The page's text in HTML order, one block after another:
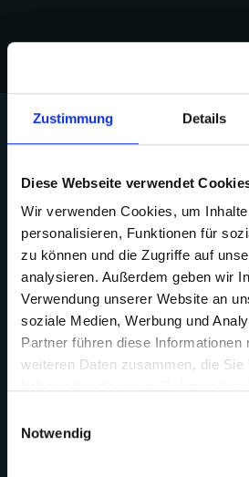
Zustimmung Details
Diese Webseite verwendet
Wir verwenden Cookies, um
personalisieren, Funktionen für
zu können und die Zugriffe auf
analysieren. Außerdem geben wir
Verwendung unserer Website an
soziale Medien, Werbung und
Partner führen diese Informationen
weiteren Daten zusammen, die Sie
Notwendig
Entdecken Sie unsere
Highlights
UNSER
GENUSS
JEDER